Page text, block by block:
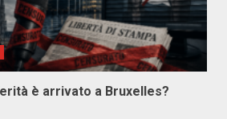
è arrivato a Bruxelles?